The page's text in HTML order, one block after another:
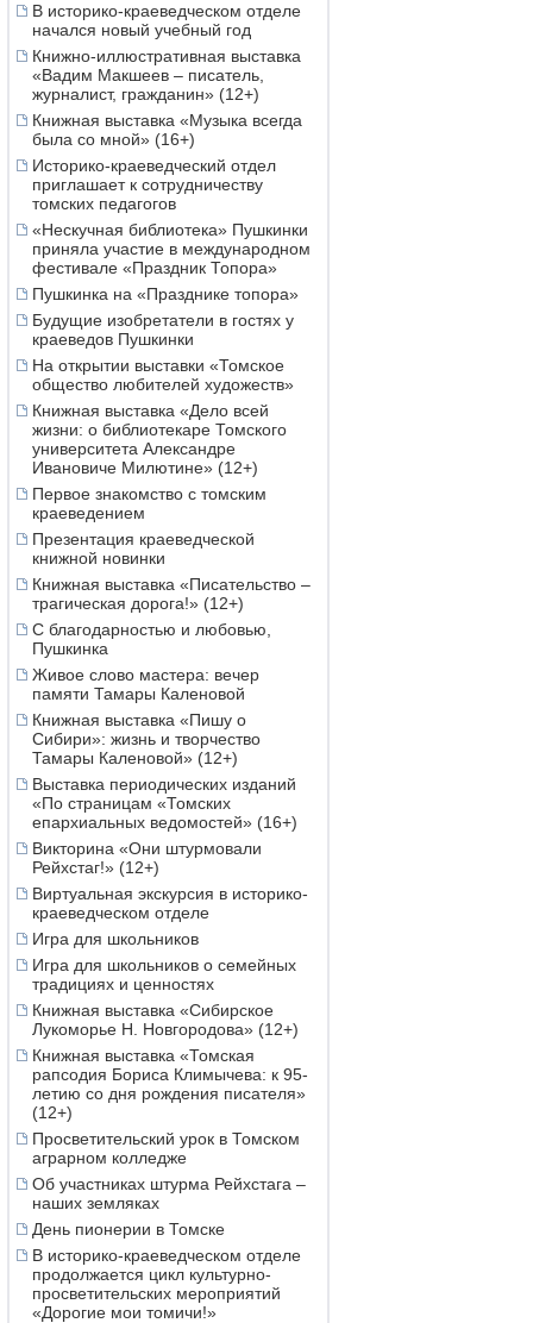
В историко-краеведческом отделе
начался новый учебный год
Книжно-иллюстративная выставка
«Вадим Макшеев – писатель,
журналист, гражданин» (12+)
Книжная выставка «Музыка всегда
была со мной» (16+)
Историко-краеведческий отдел
приглашает к сотрудничеству
томских педагогов
«Нескучная библиотека» Пушкинки
приняла участие в международном
фестивале «Праздник Топора»
Пушкинка на «Празднике топора»
Будущие изобретатели в гостях у
краеведов Пушкинки
На открытии выставки «Томское
общество любителей художеств»
Книжная выставка «Дело всей
жизни: о библиотекаре Томского
университета Александре
Ивановиче Милютине» (12+)
Первое знакомство с томским
краеведением
Презентация краеведческой
книжной новинки
Книжная выставка «Писательство –
трагическая дорога!» (12+)
С благодарностью и любовью,
Пушкинка
Живое слово мастера: вечер
памяти Тамары Каленовой
Книжная выставка «Пишу о
Сибири»: жизнь и творчество
Тамары Каленовой» (12+)
Выставка периодических изданий
«По страницам «Томских
епархиальных ведомостей» (16+)
Викторина «Они штурмовали
Рейхстаг!» (12+)
Виртуальная экскурсия в историко-
краеведческом отделе
Игра для школьников
Игра для школьников о семейных
традициях и ценностях
Книжная выставка «Сибирское
Лукоморье Н. Новгородова» (12+)
Книжная выставка «Томская
рапсодия Бориса Климычева: к 95-
летию со дня рождения писателя»
(12+)
Просветительский урок в Томском
аграрном колледже
Об участниках штурма Рейхстага –
наших земляках
День пионерии в Томске
В историко-краеведческом отделе
продолжается цикл культурно-
просветительских мероприятий
«Дорогие мои томичи!»